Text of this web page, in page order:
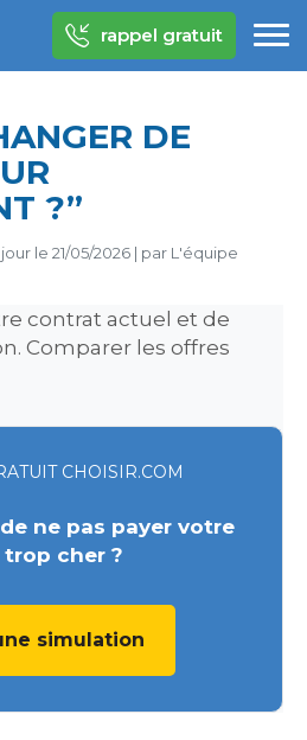
rappel gratuit
DE
?”
le 21/05/2026 | par L'équipe
contrat actuel et de
Comparer les offres
CHOISIR.COM
ne pas payer votre
trop cher ?
simulation